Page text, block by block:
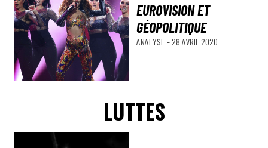
EUROVISION ET
GÉOPOLITIQUE
ANALYSE - 28 AVRIL 2020
LUTTES